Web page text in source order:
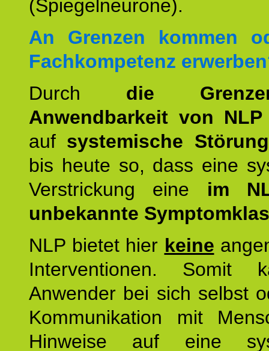
(Spiegelneurone).
An Grenzen kommen
Fachkompetenz
Durch die
Anwendbarkeit von NLP
auf systemische
bis heute so, dass eine
Verstrickung eine im
unbekannte
NLP bietet hier keine
Interventionen. Somit
Anwender bei sich selbst
Kommunikation mit
Hinweise auf eine